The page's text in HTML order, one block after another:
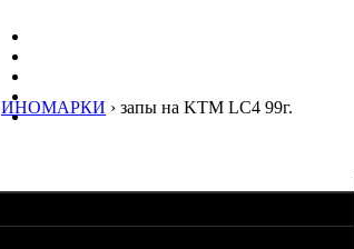
ИНОМАРКИ › запы на KTM LС4 99г.